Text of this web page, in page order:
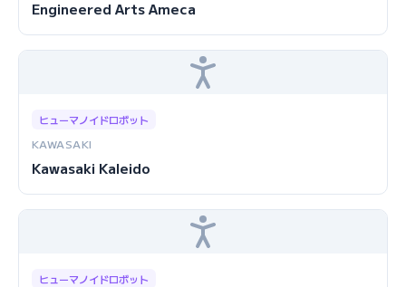
Engineered Arts Ameca
ヒューマノイドロボット
KAWASAKI
Kawasaki Kaleido
ヒューマノイドロボット